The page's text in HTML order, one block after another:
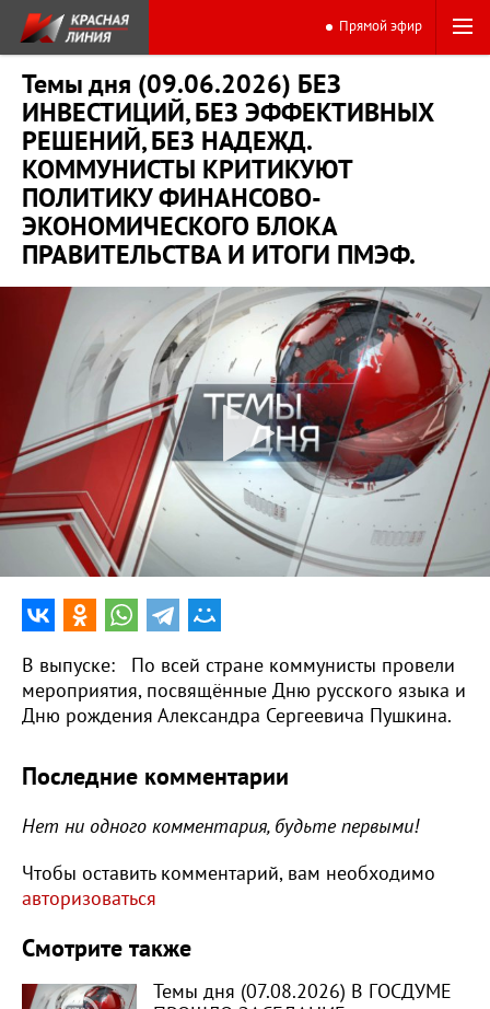
Прямой эфир
Темы дня (09.06.2026) БЕЗ
ИНВЕСТИЦИЙ, БЕЗ ЭФФЕКТИВНЫХ
РЕШЕНИЙ, БЕЗ НАДЕЖД.
КОММУНИСТЫ КРИТИКУЮТ
ПОЛИТИКУ ФИНАНСОВО-
ЭКОНОМИЧЕСКОГО БЛОКА
ПРАВИТЕЛЬСТВА И ИТОГИ ПМЭФ.
0:00
В выпуске: По всей стране коммунисты провели
мероприятия, посвящённые Дню русского языка и
Дню рождения Александра Сергеевича Пушкина.
Последние комментарии
Нет ни одного комментария, будьте первыми!
Чтобы оставить комментарий, вам необходимо
авторизоваться
Смотрите также
Темы дня (07.08.2026) В ГОСДУМЕ